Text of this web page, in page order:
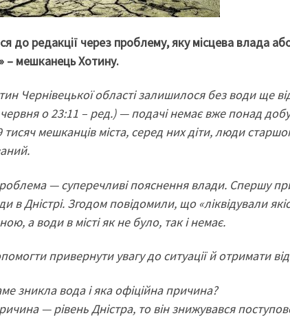
до редакції через проблему, яку місцева влада
– мешканець Хотину.
Чернівецької області залишилося без води ще
о 23:11 – ред.) — подачі немає вже понад
мешканців міста, серед них діти, люди
— суперечливі пояснення влади. Спершу
в Дністрі. Згодом повідомили, що «ліквідували
а води в місті як не було, так і немає.
привернути увагу до ситуації й отримати
зникла вода і яка офіційна причина?
— рівень Дністра, то він знижувався